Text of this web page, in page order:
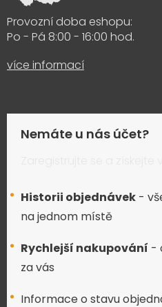
Provozní doba eshopu:
Po - Pá 8:00 - 16:00 hod.
více informací
Nemáte u nás účet?
Historii objednávek -
na jednom místě
Rychlejší nakupování -
za vás
Informace o stavu